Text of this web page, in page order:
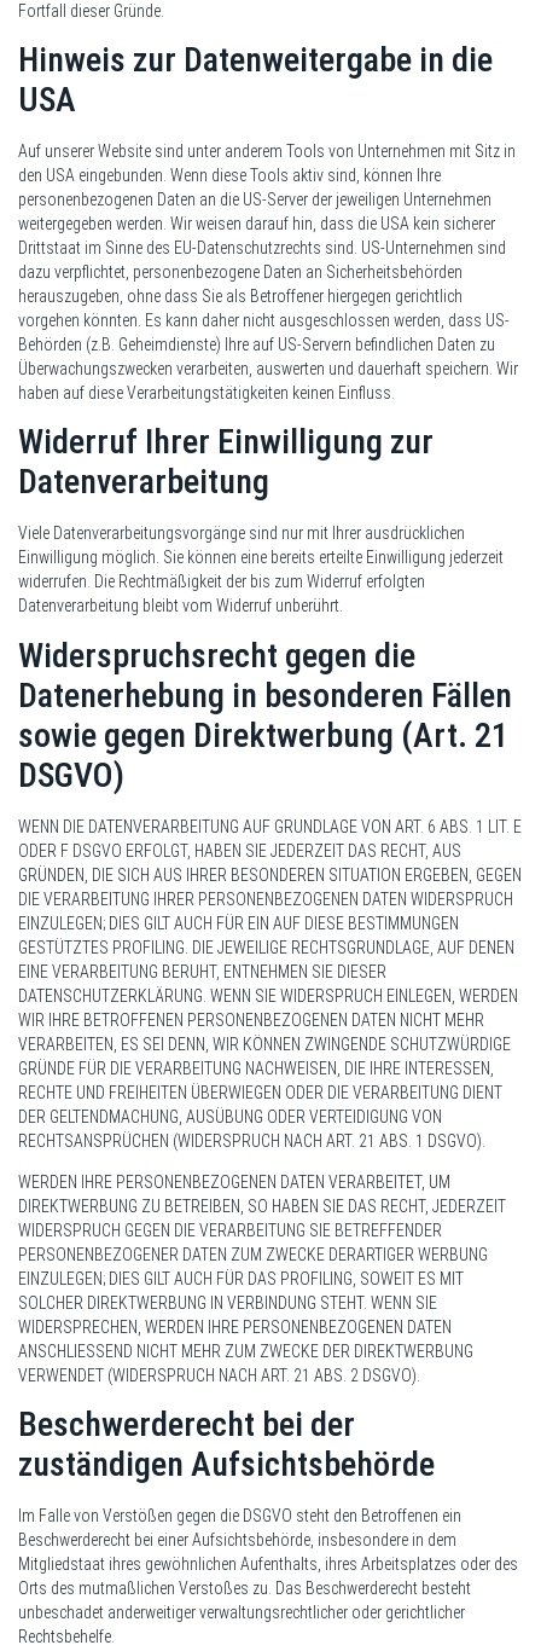
Fortfall dieser Gründe.
Hinweis zur Datenweitergabe in die
USA
Auf unserer Website sind unter anderem Tools von Unternehmen mit Sitz in
den USA eingebunden. Wenn diese Tools aktiv sind, können Ihre
personenbezogenen Daten an die US-Server der jeweiligen Unternehmen
weitergegeben werden. Wir weisen darauf hin, dass die USA kein sicherer
Drittstaat im Sinne des EU-Datenschutzrechts sind. US-Unternehmen sind
dazu verpflichtet, personenbezogene Daten an Sicherheitsbehörden
herauszugeben, ohne dass Sie als Betroffener hiergegen gerichtlich
vorgehen könnten. Es kann daher nicht ausgeschlossen werden, dass US-
Behörden (z.B. Geheimdienste) Ihre auf US-Servern befindlichen Daten zu
Überwachungszwecken verarbeiten, auswerten und dauerhaft speichern. Wir
haben auf diese Verarbeitungstätigkeiten keinen Einfluss.
Widerruf Ihrer Einwilligung zur
Datenverarbeitung
Viele Datenverarbeitungsvorgänge sind nur mit Ihrer ausdrücklichen
Einwilligung möglich. Sie können eine bereits erteilte Einwilligung jederzeit
widerrufen. Die Rechtmäßigkeit der bis zum Widerruf erfolgten
Datenverarbeitung bleibt vom Widerruf unberührt.
Widerspruchsrecht gegen die
Datenerhebung in besonderen Fällen
sowie gegen Direktwerbung (Art. 21
DSGVO)
WENN DIE DATENVERARBEITUNG AUF GRUNDLAGE VON ART. 6 ABS. 1 LIT. E
ODER F DSGVO ERFOLGT, HABEN SIE JEDERZEIT DAS RECHT, AUS
GRÜNDEN, DIE SICH AUS IHRER BESONDEREN SITUATION ERGEBEN, GEGEN
DIE VERARBEITUNG IHRER PERSONENBEZOGENEN DATEN WIDERSPRUCH
EINZULEGEN; DIES GILT AUCH FÜR EIN AUF DIESE BESTIMMUNGEN
GESTÜTZTES PROFILING. DIE JEWEILIGE RECHTSGRUNDLAGE, AUF DENEN
EINE VERARBEITUNG BERUHT, ENTNEHMEN SIE DIESER
DATENSCHUTZERKLÄRUNG. WENN SIE WIDERSPRUCH EINLEGEN, WERDEN
WIR IHRE BETROFFENEN PERSONENBEZOGENEN DATEN NICHT MEHR
VERARBEITEN, ES SEI DENN, WIR KÖNNEN ZWINGENDE SCHUTZWÜRDIGE
GRÜNDE FÜR DIE VERARBEITUNG NACHWEISEN, DIE IHRE INTERESSEN,
RECHTE UND FREIHEITEN ÜBERWIEGEN ODER DIE VERARBEITUNG DIENT
DER GELTENDMACHUNG, AUSÜBUNG ODER VERTEIDIGUNG VON
RECHTSANSPRÜCHEN (WIDERSPRUCH NACH ART. 21 ABS. 1 DSGVO).
WERDEN IHRE PERSONENBEZOGENEN DATEN VERARBEITET, UM
DIREKTWERBUNG ZU BETREIBEN, SO HABEN SIE DAS RECHT, JEDERZEIT
WIDERSPRUCH GEGEN DIE VERARBEITUNG SIE BETREFFENDER
PERSONENBEZOGENER DATEN ZUM ZWECKE DERARTIGER WERBUNG
EINZULEGEN; DIES GILT AUCH FÜR DAS PROFILING, SOWEIT ES MIT
SOLCHER DIREKTWERBUNG IN VERBINDUNG STEHT. WENN SIE
WIDERSPRECHEN, WERDEN IHRE PERSONENBEZOGENEN DATEN
ANSCHLIESSEND NICHT MEHR ZUM ZWECKE DER DIREKTWERBUNG
VERWENDET (WIDERSPRUCH NACH ART. 21 ABS. 2 DSGVO).
Beschwerde­recht bei der
zuständigen Aufsichts­behörde
Im Falle von Verstößen gegen die DSGVO steht den Betroffenen ein
Beschwerderecht bei einer Aufsichtsbehörde, insbesondere in dem
Mitgliedstaat ihres gewöhnlichen Aufenthalts, ihres Arbeitsplatzes oder des
Orts des mutmaßlichen Verstoßes zu. Das Beschwerderecht besteht
unbeschadet anderweitiger verwaltungsrechtlicher oder gerichtlicher
Rechtsbehelfe.